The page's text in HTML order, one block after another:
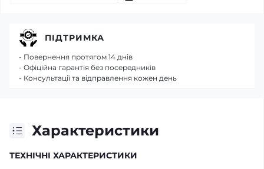
Характеристики
ТЕХНІЧНІ ХАРАКТЕРИСТИКИ
ПІДТРИМКА
- Повернення протягом 14 днів
- Офіційна гарантія без посередників
- Консультації та відправлення кожен день